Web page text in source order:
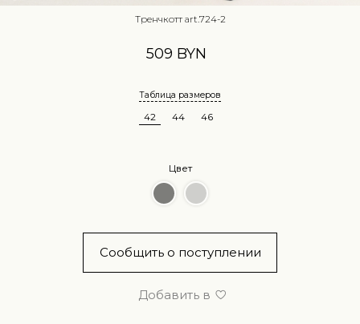
Тренчкотт art.724-2
509 BYN
Таблица размеров
42 44 46
Цвет
Сообщить о поступлении
Добавить в